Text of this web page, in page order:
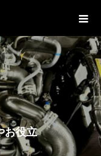
立ち情報は